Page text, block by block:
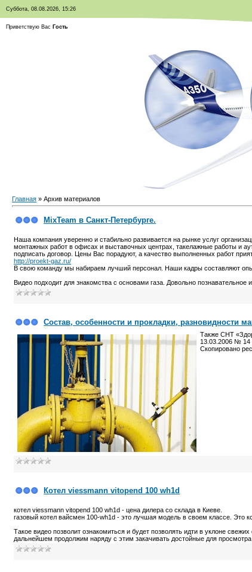
Суббота, 08.08.2026, 15:26
Приветствую Вас Гость
Главная »Архив материалов
MixTeam в Санкт-Петербурге.
Наша компания уверенно и стабильно развивается на рынке услуг
монтажных работ в офисах и выставочных центрах, такелажные работы и
подписать договор. Цены Вас порадуют, а качество выполненных работ
http://proekt-gaz.ru/
В свою команду мы набираем лучший персонал. Наши кадры составляют
Видео подходит для знакомства с основами газа. Довольно
Состав, особенности и прокладки, разновидности
Также СНТ
13.03.2006 № 14
Скопировано
Котел viessmann vitopend 100 wh1d
котел viessmann vitopend 100 wh1d - цена дилера со склада в Киеве.
газовый котел вайсмен 100-wh1d - это лучшая модель в своем классе. Это
Такое видео позволит ознакомиться и будет позволять идти в уклоне
дальнейшем продолжим наряду с этим закачивать достойные для